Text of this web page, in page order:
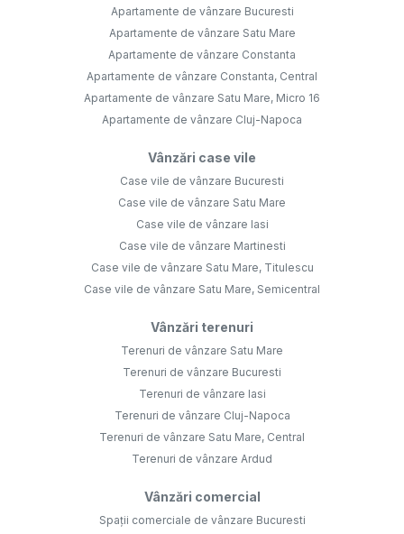
Apartamente de vânzare Bucuresti
Apartamente de vânzare Satu Mare
Apartamente de vânzare Constanta
Apartamente de vânzare Constanta, Central
Apartamente de vânzare Satu Mare, Micro 16
Apartamente de vânzare Cluj-Napoca
Vânzări case vile
Case vile de vânzare Bucuresti
Case vile de vânzare Satu Mare
Case vile de vânzare Iasi
Case vile de vânzare Martinesti
Case vile de vânzare Satu Mare, Titulescu
Case vile de vânzare Satu Mare, Semicentral
Vânzări terenuri
Terenuri de vânzare Satu Mare
Terenuri de vânzare Bucuresti
Terenuri de vânzare Iasi
Terenuri de vânzare Cluj-Napoca
Terenuri de vânzare Satu Mare, Central
Terenuri de vânzare Ardud
Vânzări comercial
Spații comerciale de vânzare Bucuresti